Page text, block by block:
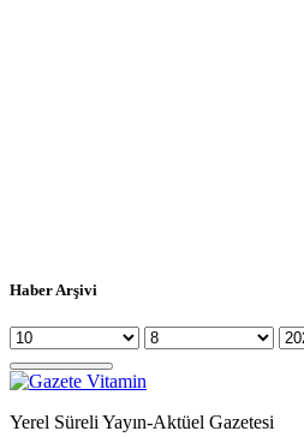
Haber Arşivi
Yerel Süreli Yayın-Aktüel Gazetesi